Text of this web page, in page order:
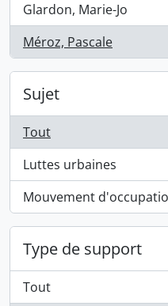
Glardon, Marie-Jo
, 1 résultats
Méroz, Pascale
, 1 résultats
Sujet
Tout
Luttes urbaines
, 1 résultats
Mouvement
, 1 résultats
Type de support
Tout